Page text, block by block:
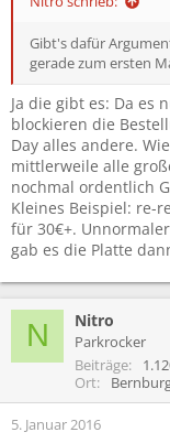
Gibt's dafür
gerade zum ersten
Ja die gibt es: Da es
blockieren die
Day alles andere.
mittlerweile alle
nochmal ordentlich
Kleines Beispiel: re-
für 30€+.
gab es die Platte
N Nitro
Parkrocker
Beiträge
Ort
5. Januar 2016